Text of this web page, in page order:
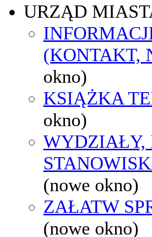
URZĄD
(KONTAKT,
okno)
KSIĄŻKA
okno)
WYDZIAŁY,
(nowe okno)
ZAŁATW
(nowe okno)